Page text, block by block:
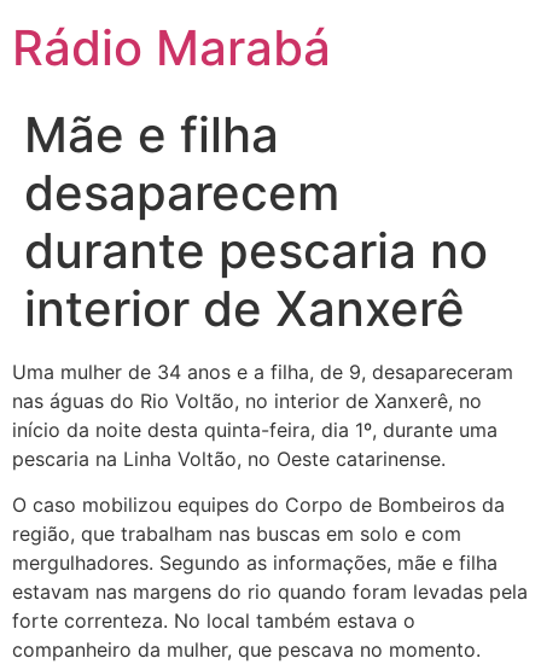
Rádio Marabá
Mãe e filha
desaparecem
durante pescaria no
interior de Xanxerê
Uma mulher de 34 anos e a filha, de 9, desapareceram
nas águas do Rio Voltão, no interior de Xanxerê, no
início da noite desta quinta-feira, dia 1º, durante uma
pescaria na Linha Voltão, no Oeste catarinense.
O caso mobilizou equipes do Corpo de Bombeiros da
região, que trabalham nas buscas em solo e com
mergulhadores. Segundo as informações, mãe e filha
estavam nas margens do rio quando foram levadas pela
forte correnteza. No local também estava o
companheiro da mulher, que pescava no momento.